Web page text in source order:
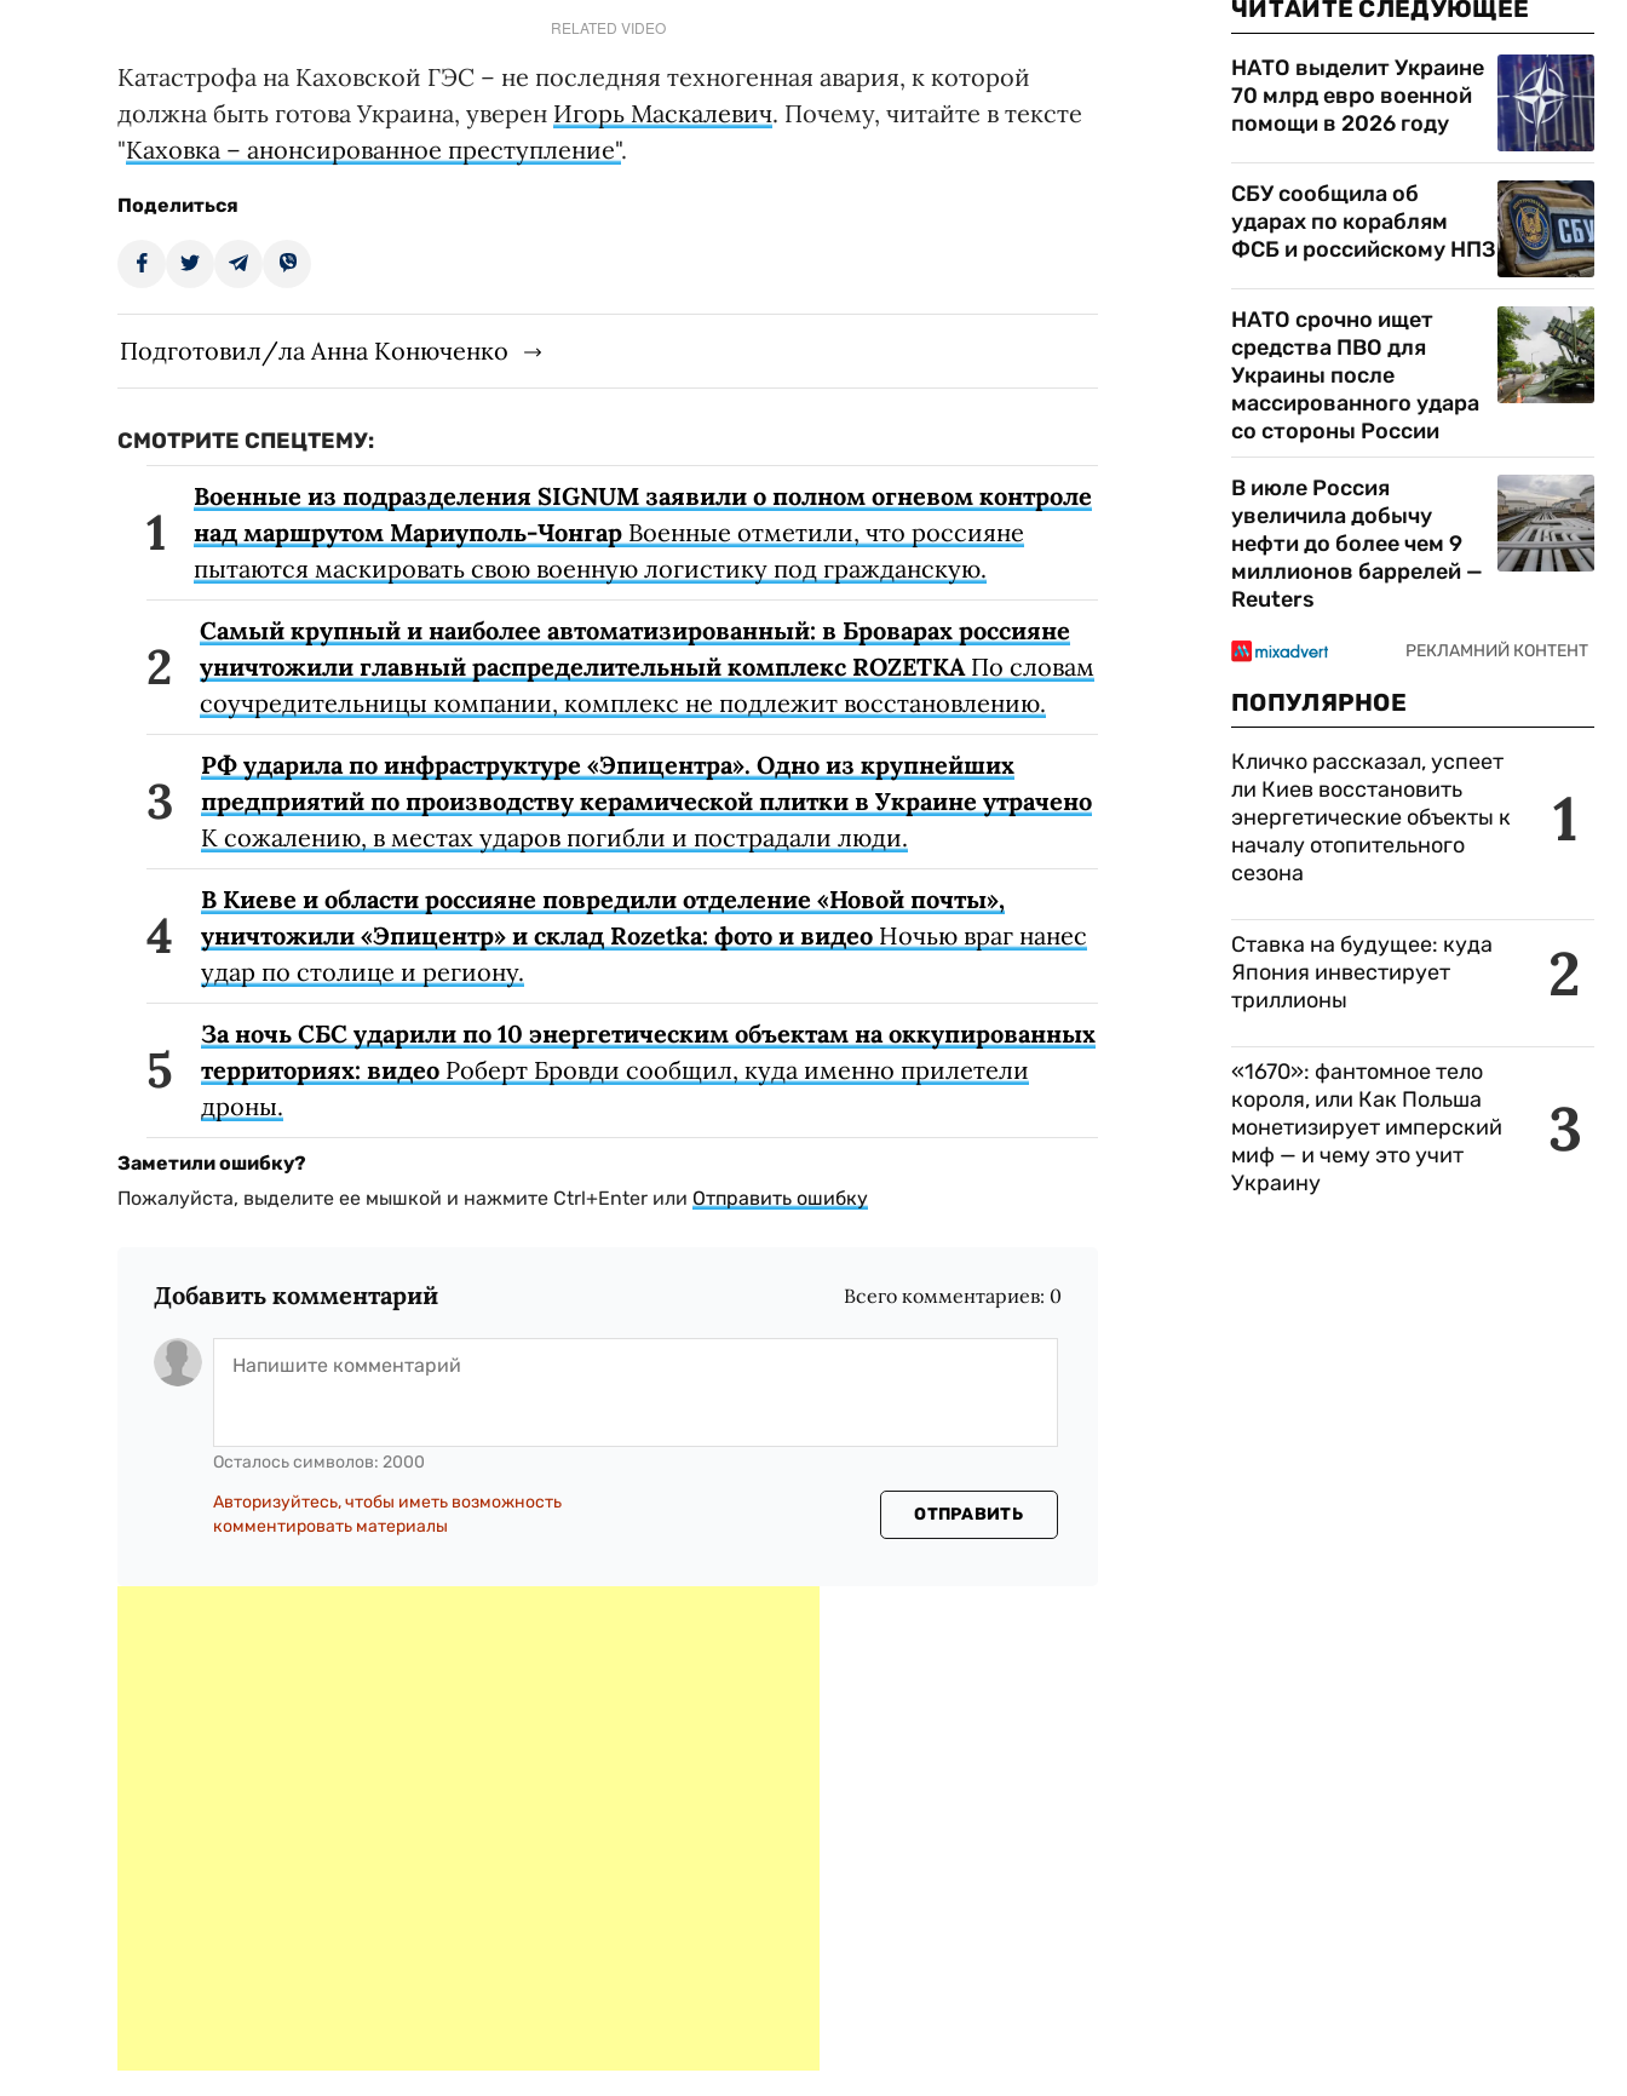
RELATED VIDEO
Катастрофа на Каховской ГЭС – не последняя техногенная авария, к которой
должна быть готова Украина, уверен Игорь Маскалевич. Почему, читайте в тексте
"Каховка – анонсированное преступление".
Поделиться
Подготовил/ла Анна Конюченко
СМОТРИТЕ СПЕЦТЕМУ:
Военные из подразделения SIGNUM заявили о полном огневом контроле
над маршрутом Мариуполь-Чонгар Военные отметили, что россияне
пытаются маскировать свою военную логистику под гражданскую.
Самый крупный и наиболее автоматизированный: в Броварах россияне
уничтожили главный распределительный комплекс ROZETKAПо словам
соучредительницы компании, комплекс не подлежит восстановлению.
РФ ударила по инфраструктуре «Эпицентра». Одно из крупнейших
предприятий по производству керамической плитки в Украине утрачено
К сожалению, в местах ударов погибли и пострадали люди.
В Киеве и области россияне повредили отделение «Новой почты»,
уничтожили «Эпицентр» и склад Rozetka: фото и видео Ночью враг нанес
удар по столице и региону.
За ночь СБС ударили по 10 энергетическим объектам на оккупированных
территориях: видео Роберт Бровди сообщил, куда именно прилетели
дроны.
Заметили ошибку?
Пожалуйста, выделите ее мышкой и нажмите Ctrl+Enter или Отправить ошибку
Добавить комментарий Всего комментариев: 0
Осталось символов: 2000
Авторизуйтесь, чтобы иметь возможность
комментировать материалы
ОТПРАВИТЬ
ЧИТАЙТЕ СЛЕДУЮЩЕЕ
НАТО выделит Украине
70 млрд евро военной
помощи в 2026 году
СБУ сообщила об
ударах по кораблям
ФСБ и российскому НПЗ
НАТО срочно ищет
средства ПВО для
Украины после
массированного удара
со стороны России
В июле Россия
увеличила добычу
нефти до более чем 9
миллионов баррелей —
Reuters
ПОПУЛЯРНОЕ
1
Кличко рассказал, успеет
ли Киев восстановить
энергетические объекты к
началу отопительного
сезона
2
Ставка на будущее: куда
Япония инвестирует
триллионы
3
«1670»: фантомное тело
короля, или Как Польша
монетизирует имперский
миф — и чему это учит
Украину